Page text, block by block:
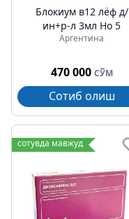
Блокиум в12 лёф д/
ин+р-л 3мл Но 5
Аргентина
470 000 СЎМ
Сотиб олиш
сотувда мавжуд